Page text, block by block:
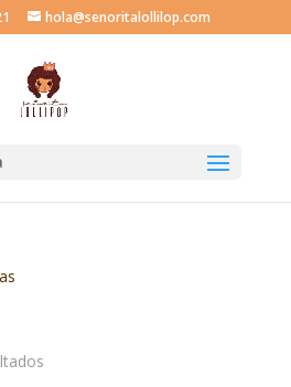
hola@senoritalollilop.com